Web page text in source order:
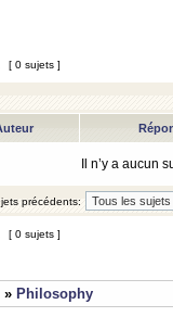
[ 0 sujets ]
Il n’y a aucun
précédents:
[ 0 sujets ]
» Philosophy